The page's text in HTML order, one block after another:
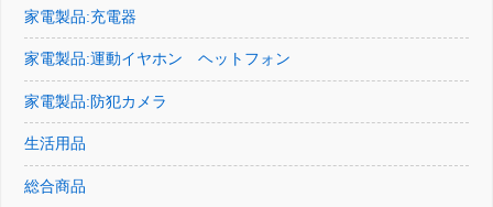
家電製品:充電器
家電製品:運動イヤホン ヘットフォン
家電製品:防犯カメラ
生活用品
総合商品